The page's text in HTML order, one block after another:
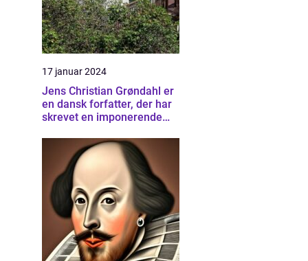
17 januar 2024
Jens Christian Grøndahl er
en dansk forfatter, der har
skrevet en imponerende
debut i 1985